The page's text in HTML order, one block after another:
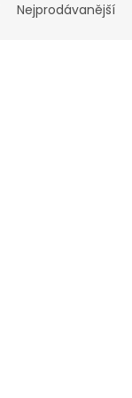
Nejprodávanější